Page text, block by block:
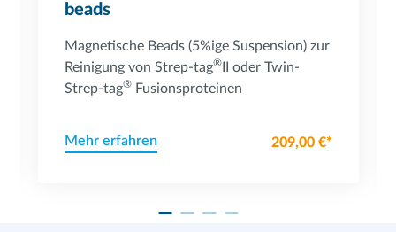
beads
Magnetische Beads (5%ige Suspension) zur
Reinigung von Strep-tag®II oder Twin-
Strep-tag®Fusionsproteinen
Mehr erfahren 209,00 €*